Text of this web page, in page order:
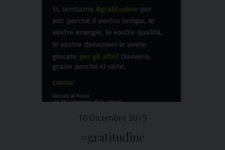
10 Dicembre 2019
#gratitudine